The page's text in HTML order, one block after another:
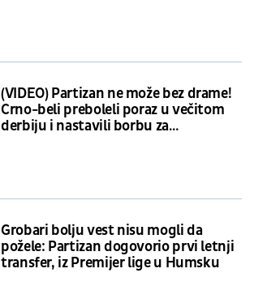
(VIDEO) Partizan ne može bez drame!
Crno-beli preboleli poraz u večitom
derbiju i nastavili borbu za
Grobari bolju vest nisu mogli da
požele: Partizan dogovorio prvi letnji
transfer, iz Premijer lige u Humsku